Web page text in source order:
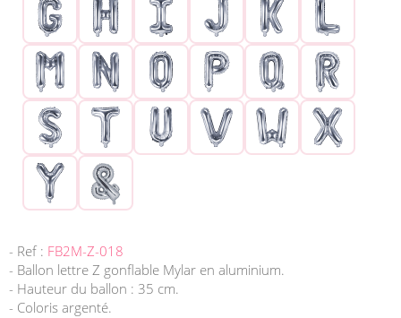
- Ref : FB2M-Z-018
- Ballon lettre Z gonflable Mylar en aluminium.
- Hauteur du ballon : 35 cm.
- Coloris argenté.